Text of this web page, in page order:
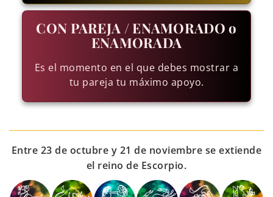
CON PAREJA / ENAMORADO o
ENAMORADA
Es el momento en el que debes mostrar a
tu pareja tu máximo apoyo.
Entre 23 de octubre y 21 de noviembre se extiende
el reino de Escorpio.